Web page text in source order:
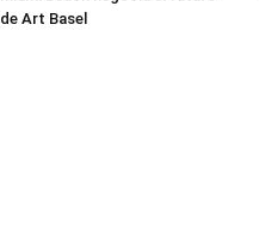
de Art Basel